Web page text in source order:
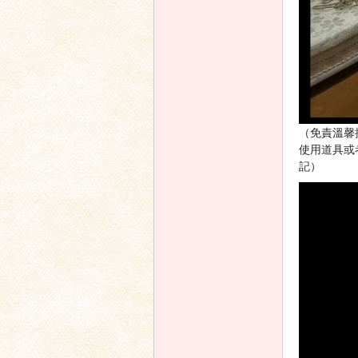
（免責溫
使用道具
記）